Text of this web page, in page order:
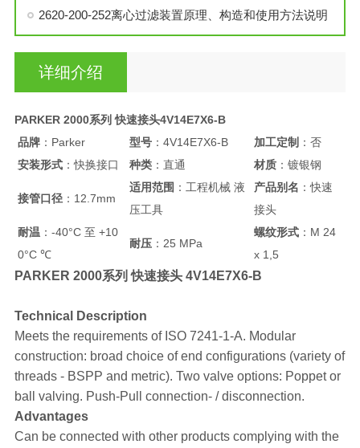
2620-200-252离心过滤装置原理、构造和使用方法说明
详细介绍
PARKER 2000系列 快速接头4V14E7X6-B
品牌：Parker 型号：4V14E7X6-B 加工定制：否
安装形式：快换接口 种类：直通 材质：镀银钢
接管口径：12.7mm
适用范围 ：工程机械 液
压工具
产品别名 ：快速
接头
耐温 ：-40°C 至 +10
0°C ℃
耐压：25 MPa
螺纹形式：M 24
x 1,5
PARKER 2000系列 快速接头 4V14E7X6-B
Technical Description
Meets the requirements of ISO 7241-1-A. Modular
construction: broad choice of end configurations (variety of
threads - BSPP and metric). Two valve options: Poppet or
ball valving. Push-Pull connection- / disconnection.
Advantages
Can be connected with other products complying with the